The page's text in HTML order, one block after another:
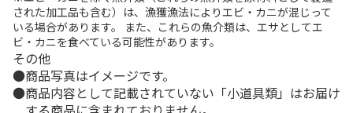
された加工品も含む）は、漁獲漁法によりエビ・カニが混じって
いる場合があります。 また、これらの魚介類は、エサとしてエ
ビ・カニを食べている可能性があります。
その他
商品写真はイメージです。
商品内容として記載されていない「小道具類」はお届け